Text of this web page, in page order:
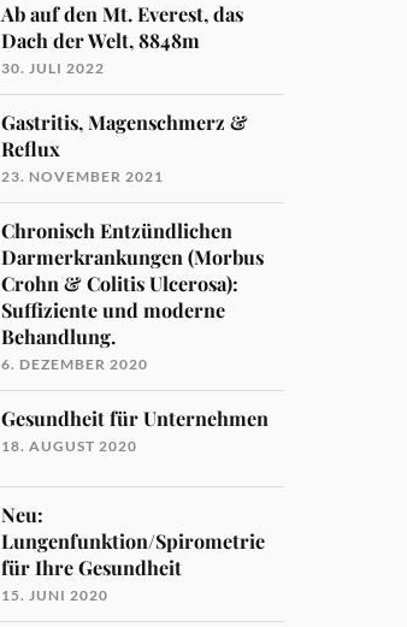
Ab auf den Mt. Everest, das
Dach der Welt, 8848m
30. JULI 2022
Gastritis, Magenschmerz &
Reflux
23. NOVEMBER 2021
Chronisch Entzündlichen
Darmerkrankungen (Morbus
Crohn & Colitis Ulcerosa):
Suffiziente und moderne
Behandlung.
6. DEZEMBER 2020
Gesundheit für Unternehmen
18. AUGUST 2020
Neu:
Lungenfunktion/Spirometrie
für Ihre Gesundheit
15. JUNI 2020